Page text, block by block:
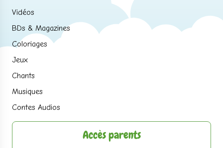
Vidéos
BDs & Magazines
Coloriages
Jeux
Chants
Musiques
Contes Audios
Accès parents